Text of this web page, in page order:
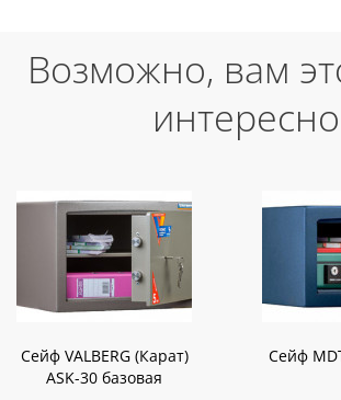
Возможно, вам
интересно
Сейф VALBERG (Карат)
ASK-30 базовая
Сейф